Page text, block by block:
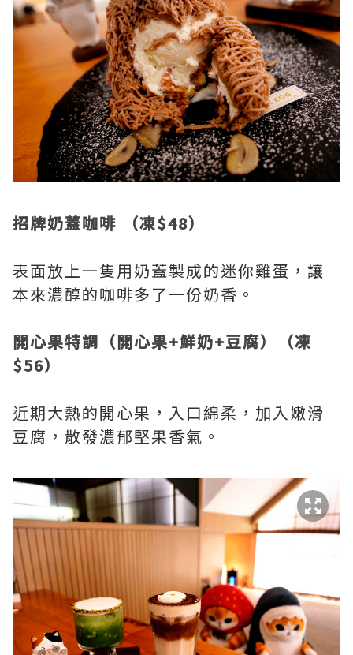
招牌奶蓋咖啡 （凍$48）
表面放上一隻用奶蓋製成的迷你雞蛋，讓
本來濃醇的咖啡多了一份奶香。
開心果特調（開心果+鮮奶+豆腐）（凍
$56）
近期大熱的開心果，入口綿柔，加入嫩滑
豆腐，散發濃郁堅果香氣。